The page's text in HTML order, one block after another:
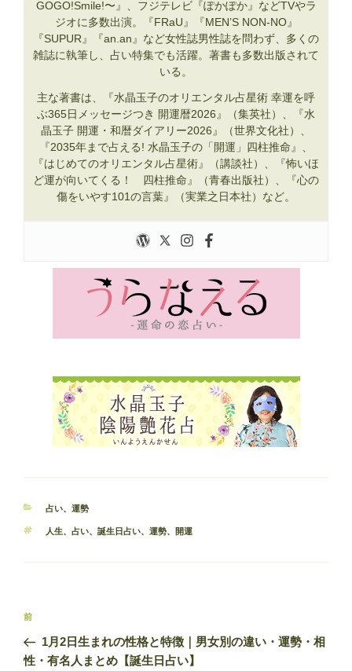
GOGO!Smile!〜』、フジテレビ『ぽかぽか』などTVやラ
ジオに多数出演。『FRaU』『MEN’S NON-NO』
『SUPUR』『an.an』など女性誌男性誌を問わず、多くの
雑誌に執筆し、占い特集でも活躍。著書も多数出版されて
いる。
主な著書は、『水晶玉子のオリエンタル占星術 幸運を呼
ぶ365日メッセージつき 開運暦2026』（集英社）、『水
晶玉子 開運・和暦ダイアリー2026』（世界文化社）、
『2035年まで占える! 水晶玉子の「開運」四柱推命』、
『はじめてのオリエンタル占星術』（講談社）、『怖いほ
ど運が向いてくる！ 四柱推命』（青春出版社）、『心の
傷をいやす101の言葉』（実業之日本社）など。
カ
ゴ
ー
占い、 運勢
タ
人生、 占い、 誕生日占い、 運勢、 開運
投
ナ
前
の
投
前
1月2日生まれの性格と特徴｜男女別の違い・運勢・相
性・有名人まとめ【誕生日占い】